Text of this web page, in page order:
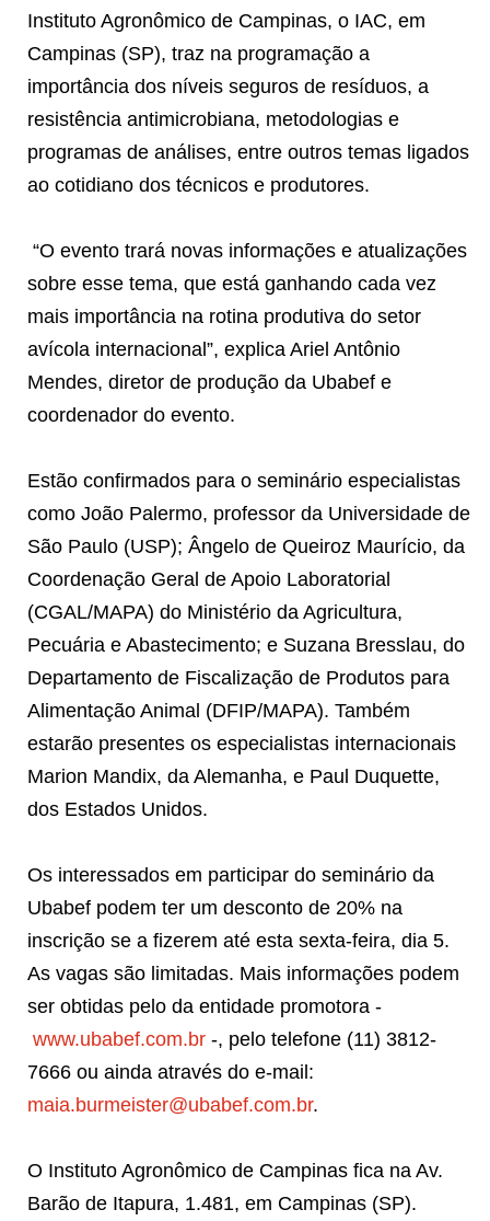
Instituto Agronômico de Campinas, o IAC, em
Campinas (SP), traz na programação a
importância dos níveis seguros de resíduos, a
resistência antimicrobiana, metodologias e
programas de análises, entre outros temas ligados
ao cotidiano dos técnicos e produtores.
“O evento trará novas informações e atualizações
sobre esse tema, que está ganhando cada vez
mais importância na rotina produtiva do setor
avícola internacional”, explica Ariel Antônio
Mendes, diretor de produção da Ubabef e
coordenador do evento.
Estão confirmados para o seminário especialistas
como João Palermo, professor da Universidade de
São Paulo (USP); Ângelo de Queiroz Maurício, da
Coordenação Geral de Apoio Laboratorial
(CGAL/MAPA) do Ministério da Agricultura,
Pecuária e Abastecimento; e Suzana Bresslau, do
Departamento de Fiscalização de Produtos para
Alimentação Animal (DFIP/MAPA). Também
estarão presentes os especialistas internacionais
Marion Mandix, da Alemanha, e Paul Duquette,
dos Estados Unidos.
Os interessados em participar do seminário da
Ubabef podem ter um desconto de 20% na
inscrição se a fizerem até esta sexta-feira, dia 5.
As vagas são limitadas. Mais informações podem
ser obtidas pelo da entidade promotora -
www.ubabef.com.br -, pelo telefone (11) 3812-
7666 ou ainda através do e-mail:
maia.burmeister@ubabef.com.br.
O Instituto Agronômico de Campinas fica na Av.
Barão de Itapura, 1.481, em Campinas (SP).